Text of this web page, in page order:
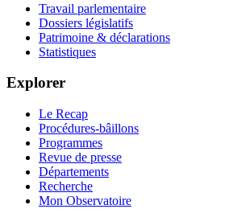
Travail parlementaire
Dossiers législatifs
Patrimoine & déclarations
Statistiques
Explorer
Le Recap
Procédures-bâillons
Programmes
Revue de presse
Départements
Recherche
Mon Observatoire